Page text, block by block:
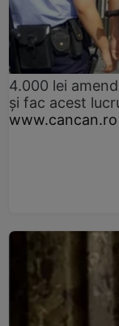
4.000 lei
și fac acest
www.cancan.ro